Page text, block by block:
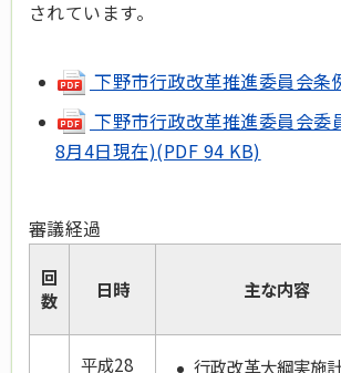
されています。
下野市行政改革推進委員会条
下野市行政改革推進委員会委
8月4日現在)(PDF 94 KB)
審議経過
回
数
日時 主な内容
平成28
行政改革大綱実施